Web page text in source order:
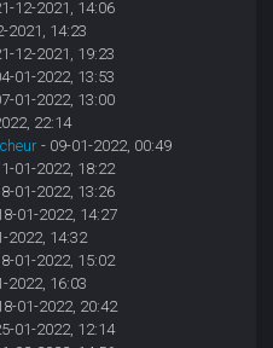
12-2021, 14:06
2021, 14:23
12-2021, 19:23
01-2022, 13:53
01-2022, 13:00
22:14
- 09-01-2022, 00:49
01-2022, 18:22
01-2022, 13:26
01-2022, 14:27
2022, 14:32
01-2022, 15:02
2022, 16:03
01-2022, 20:42
01-2022, 12:14